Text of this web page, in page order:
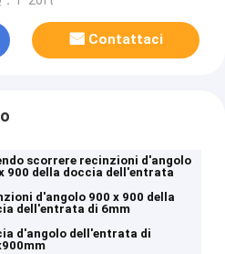
Contattaci
scorrere recinzioni d'angolo
900 della doccia dell'entrata
d'angolo 900 x 900 della
dell'entrata di 6mm
d'angolo dell'entrata di